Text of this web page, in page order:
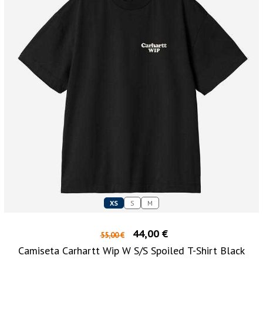
XS S M
55,00 €
44,00 €
Camiseta Carhartt Wip W S/S Spoiled T-Shirt Black